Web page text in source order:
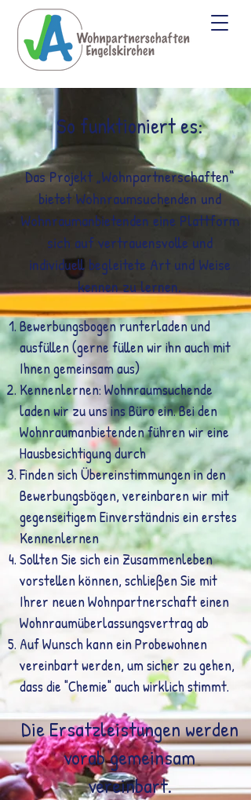
So funktioniert es:
Das Projekt „Wohnpartnerschaften“
bietet Wohnraumsuchenden und
Wohnraumanbietenden eine Plattform
sich auf vertrauensvolle und
individuell begleitete Art und Weise
kennen zu lernen.​
Bewerbungsbogen runterladen und
ausfüllen (gerne füllen wir ihn auch mit
Ihnen gemeinsam aus)
Kennenlernen:Wohnraumsuchende
laden wir zu uns ins Büro ein. Bei den
Wohnraumanbietenden führen wir eine
Hausbesichtigung durch
Finden sich Übereinstimmungen in den
Bewerbungsbögen, vereinbaren wir mit
gegenseitigem Einverständnis ein erstes
Kennenlernen
Sollten Sie sich ein Zusammenleben
vorstellen können, schließen Sie mit
Ihrer neuen Wohnpartnerschaft einen
Wohnraumüberlassungsvertrag ab
Auf Wunsch kann ein Probewohnen
vereinbart werden, um sicher zu gehen,
dass die "Chemie" auch wirklich stimmt.
Die Ersatzleistungen werden
vorab gemeinsam
vereinbart.